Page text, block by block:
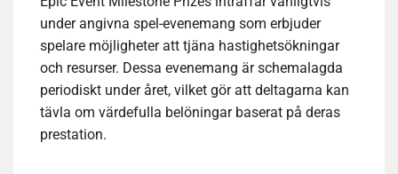
under angivna spel-evenemang som erbjuder
spelare möjligheter att tjäna hastighetsökningar
och resurser. Dessa evenemang är schemalagda
periodiskt under året, vilket gör att deltagarna kan
tävla om värdefulla belöningar baserat på deras
prestation.